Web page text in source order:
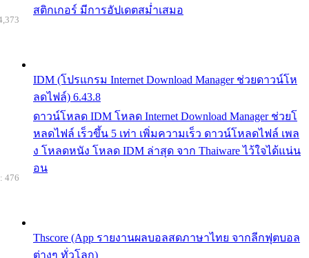
สติกเกอร์ มีการอัปเดตสม่ำเสมอ
IDM (โปรแกรม Internet Download Manager ช่วยดาวน์โห
ลดไฟล์) 6.43.8
ดาวน์โหลด IDM โหลด Internet Download Manager ช่วยโ
หลดไฟล์ เร็วขึ้น 5 เท่า เพิ่มความเร็ว ดาวน์โหลดไฟล์ เพล
ง โหลดหนัง โหลด IDM ล่าสุด จาก Thaiware ไว้ใจได้แน่น
อน
Thscore (App รายงานผลบอลสดภาษาไทย จากลีกฟุตบอล
ต่างๆ ทั่วโลก)
476